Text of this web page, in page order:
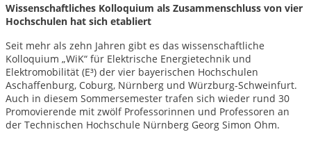
Wissenschaftliches Kolloquium als Zusammenschluss von vier
Hochschulen hat sich etabliert
Seit mehr als zehn Jahren gibt es das wissenschaftliche
Kolloquium „WiK“ für Elektrische Energietechnik und
Elektromobilität (E³) der vier bayerischen Hochschulen
Aschaffenburg, Coburg, Nürnberg und Würzburg-Schweinfurt.
Auch in diesem Sommersemester trafen sich wieder rund 30
Promovierende mit zwölf Professorinnen und Professoren an
der Technischen Hochschule Nürnberg Georg Simon Ohm.